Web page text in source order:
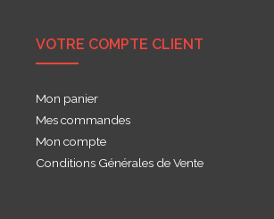
VOTRE COMPTE CLIENT
Mon panier
Mes commandes
Mon compte
Conditions Générales de Vente